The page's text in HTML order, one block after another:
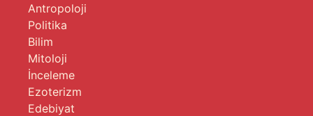
Antropoloji
Politika
Bilim
Mitoloji
İnceleme
Ezoterizm
Edebiyat